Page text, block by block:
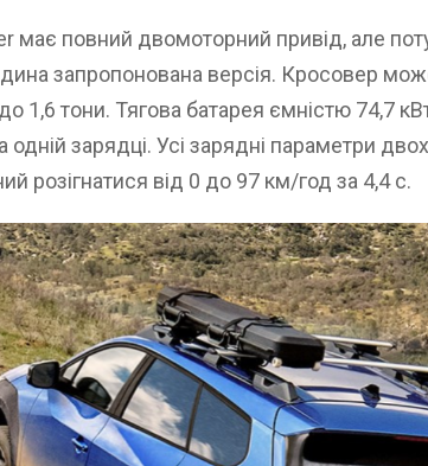
має повний двомоторний привід, але
запропонована версія. Кросовер
1,6 тони. Тягова батарея ємністю 74,7
одній зарядці. Усі зарядні параметри
розігнатися від 0 до 97 км/год за 4,4 с.